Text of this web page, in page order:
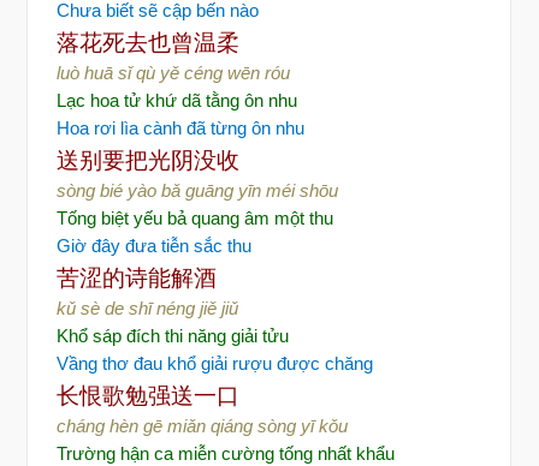
Chưa biết sẽ cập bến nào
落花死去也曾温柔
luò huā sǐ qù yě céng wēn róu
Lạc hoa tử khứ dã tằng ôn nhu
Hoa rơi lìa cành đã từng ôn nhu
送别要把光阴没收
sòng bié yào bǎ guāng yīn méi shōu
Tống biệt yếu bả quang âm một thu
Giờ đây đưa tiễn sắc thu
苦涩的诗能解酒
kǔ sè de shī néng jiě jiǔ
Khổ sáp đích thi năng giải tửu
Vầng thơ đau khổ giải rượu được chăng
长恨歌勉强送一口
cháng hèn gē miǎn qiáng sòng yī kǒu
Trường hận ca miễn cường tống nhất khẩu